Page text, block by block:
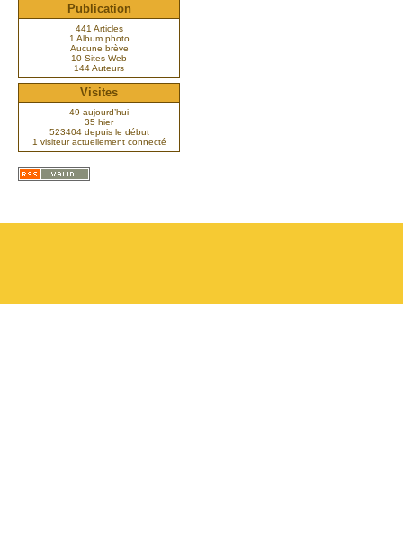
Publication
441 Articles
1 Album photo
Aucune brève
10 Sites Web
144 Auteurs
Visites
49 aujourd’hui
35 hier
523404 depuis le début
1 visiteur actuellement connecté